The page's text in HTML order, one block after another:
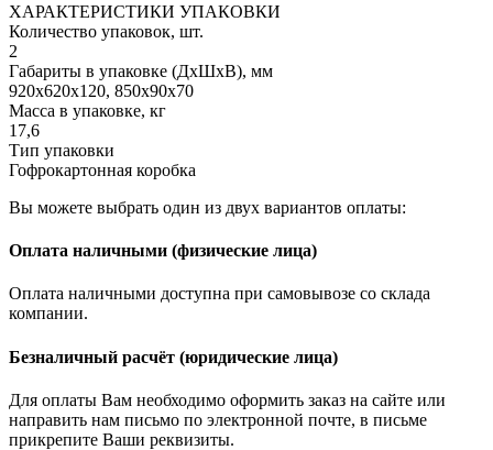
ХАРАКТЕРИСТИКИ УПАКОВКИ
Количество упаковок, шт.
2
Габариты в упаковке (ДхШхВ), мм
920х620х120, 850х90х70
Масса в упаковке, кг
17,6
Тип упаковки
Гофрокартонная коробка
Вы можете выбрать один из двух вариантов оплаты:
Оплата наличными (физические лица)
Оплата наличными доступна при самовывозе со склада
компании.
Безналичный расчёт (юридические лица)
Для оплаты Вам необходимо оформить заказ на сайте или
направить нам письмо по электронной почте, в письме
прикрепите Ваши реквизиты.